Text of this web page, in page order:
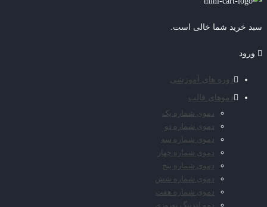
سبد خرید شما خالی است.
ورود
دوره های آموزشی
دموهای قالب
دموی شماره یک
دموی شماره دو
دموی شماره سه
دموی شماره چهار
دموی شماره پنج
دموی شماره شش
دموی شماره هفت
دمو لندینگ نوروزی